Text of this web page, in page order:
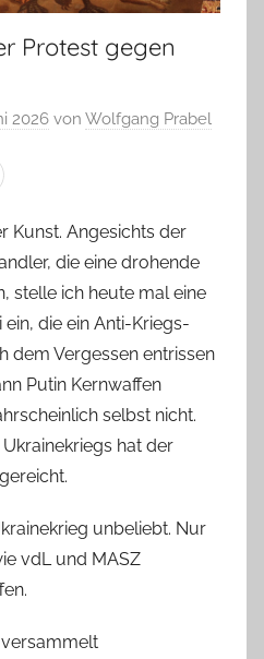
Protest gegen
2026 von Wolfgang Prabel
Kunst. Angesichts der
die eine drohende
stelle ich heute mal eine
die ein Anti-Kriegs-
dem Vergessen entrissen
Putin Kernwaffen
selbst nicht.
hat der
unbeliebt. Nur
vdL und MASZ
versammelt